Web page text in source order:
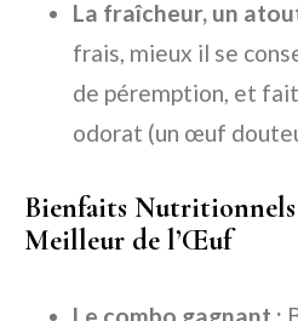
La fraîcheur, un
frais, mieux il se
de péremption, et
odorat (un œuf
Bienfaits Nutritionnels
Meilleur de l’Œuf
Le combo gagnant :